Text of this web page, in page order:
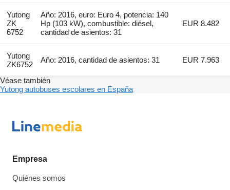
Yutong
ZK
6752
Año: 2016, euro: Euro 4, potencia: 140
Hp (103 kW), combustible: diésel,
cantidad de asientos: 31
EUR 8.482
Yutong
ZK6752
Año: 2016, cantidad de asientos: 31 EUR 7.963
Véase también
Yutong autobuses escolares en España
Empresa
Quiénes somos